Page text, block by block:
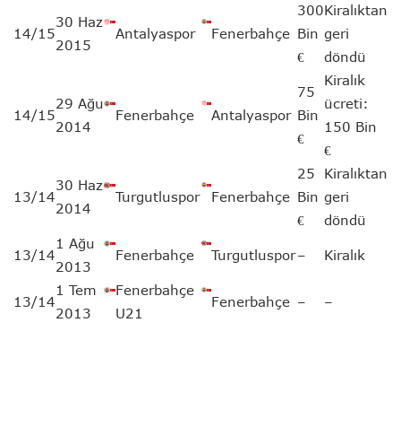
14/15
30 Haz
2015
Antalyaspor Fenerbahçe
300
Bin
€
Kiralıktan
geri
döndü
14/15
29 Ağu
2014
Fenerbahçe Antalyaspor
75
Bin
€
Kiralık
ücreti:
150 Bin
€
13/14
30 Haz
2014
Turgutluspor Fenerbahçe
25
Bin
€
Kiralıktan
geri
döndü
13/14
1 Ağu
2013
Fenerbahçe Turgutluspor– Kiralık
13/14
1 Tem
2013
Fenerbahçe
U21
Fenerbahçe – –